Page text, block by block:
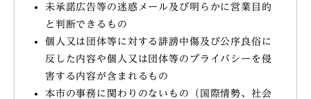
未承諾広告等の迷惑メール及び明らかに営業目的
と判断できるもの
個人又は団体等に対する誹謗中傷及び公序良俗に
反した内容や個人又は団体等のプライバシーを侵
害する内容が含まれるもの
本市の事務に関わりのないもの（国際情勢、社会